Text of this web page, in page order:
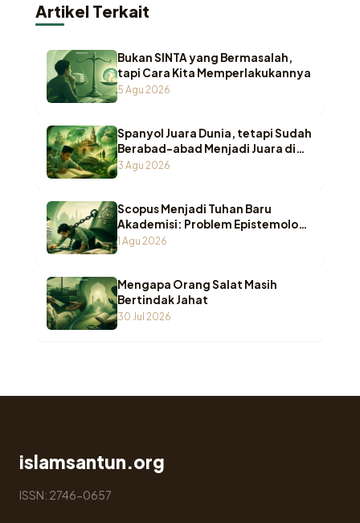
Artikel Terkait
Bukan SINTA yang Bermasalah,
tapi Cara Kita Memperlakukannya
5 Agu 2026
Spanyol Juara Dunia, tetapi Sudah
Berabad-abad Menjadi Juara di
Pesantren Indonesia
3 Agu 2026
Scopus Menjadi Tuhan Baru
Akademisi: Problem Epistemologi
ketika Wasā’il Berubah Menjadi
1 Agu 2026
Mengapa Orang Salat Masih
Bertindak Jahat
30 Jul 2026
islamsantun.org
ISSN: 2746-0657